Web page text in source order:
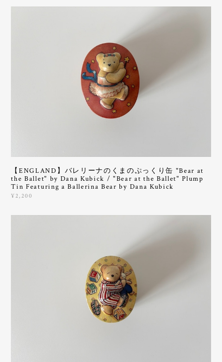
【ENGLAND】バレリーナのくまのぷっくり缶 "Bear at
the Ballet" by Dana Kubick / "Bear at the Ballet" Plump
Tin Featuring a Ballerina Bear by Dana Kubick
¥2,200